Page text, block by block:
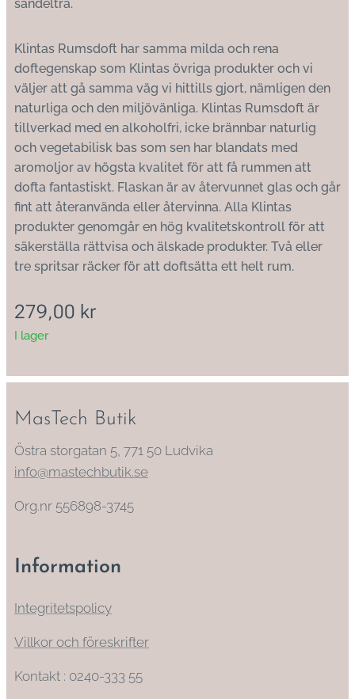
sandelträ.
Klintas Rumsdoft har samma milda och rena
doftegenskap som Klintas övriga produkter och vi
väljer att gå samma väg vi hittills gjort, nämligen den
naturliga och den miljövänliga. Klintas Rumsdoft är
tillverkad med en alkoholfri, icke brännbar naturlig
och vegetabilisk bas som sen har blandats med
aromoljor av högsta kvalitet för att få rummen att
dofta fantastiskt. Flaskan är av återvunnet glas och går
fint att återanvända eller återvinna. Alla Klintas
produkter genomgår en hög kvalitetskontroll för att
säkerställa rättvisa och älskade produkter. Två eller
tre spritsar räcker för att doftsätta ett helt rum.
279,00 kr
I lager
MasTech Butik
Östra storgatan 5, 771 50 Ludvika
info@mastechbutik.se
Org.nr 556898-3745
Information
Integritetspolicy
Villkor och föreskrifter
Kontakt : 0240-333 55